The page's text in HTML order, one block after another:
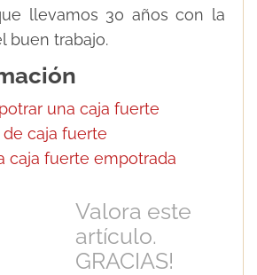
llevamos 30 años con la
buen trabajo.
una caja fuerte
caja fuerte
caja fuerte empotrada
Valora este
artículo.
GRACIAS!